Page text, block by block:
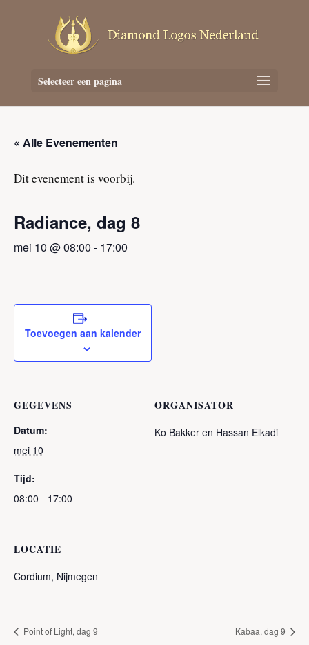
Selecteer een pagina
« Alle Evenementen
Dit evenement is voorbij.
Radiance, dag 8
mei 10 @ 08:00 - 17:00
Toevoegen aan kalender
GEGEVENS
Datum:
mei 10
Tijd:
08:00 - 17:00
ORGANISATOR
Ko Bakker en Hassan Elkadi
LOCATIE
Cordium, Nijmegen
Point of Light, dag 9 Kabaa, dag 9